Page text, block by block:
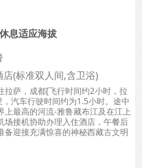
息适应海拔
(标准双人间,含卫浴)
拉萨，成都[飞行时间约2小时，拉
汽车行驶时间约为1.5小时。途中
最高的河流-雅鲁藏布江及在江上
场接机协助办理入住酒店，午餐后
迎接充满惊喜的神秘西藏古文明